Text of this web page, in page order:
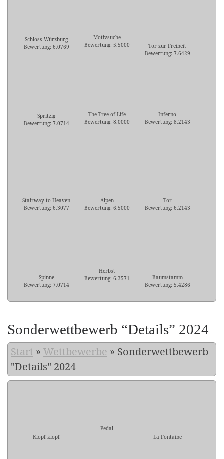
Schloss Würzburg
Bewertung: 6.0769
Motivsuche
Bewertung: 5.5000
Tor zur Freiheit
Bewertung: 7.6429
Spritzig
Bewertung: 7.0714
The Tree of Life
Bewertung: 8.0000
Inferno
Bewertung: 8.2143
Stairway to Heaven
Bewertung: 6.3077
Alpen
Bewertung: 6.5000
Tor
Bewertung: 6.2143
Spinne
Bewertung: 7.0714
Herbst
Bewertung: 6.3571
Baumstamm
Bewertung: 5.4286
Sonderwettbewerb “Details” 2024
Start » Wettbewerbe » Sonderwettbewerb
"Details" 2024
Klopf klopf
Pedal
La Fontaine